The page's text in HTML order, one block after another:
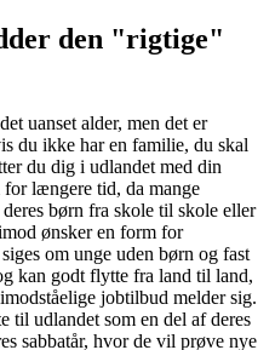
den "rigtige"
uanset alder, men det er
du ikke har en familie, du skal
du dig i udlandet med din
længere tid, da mange
børn fra skole til skole eller
ønsker en form for
om unge uden børn og fast
kan godt flytte fra land til land,
jobtilbud melder sig.
til udlandet som en del af deres
sabbatår, hvor de vil prøve nye